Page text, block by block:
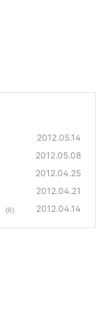
2012.05.14
2012.05.08
2012.04.25
2012.04.21
(6) 2012.04.14